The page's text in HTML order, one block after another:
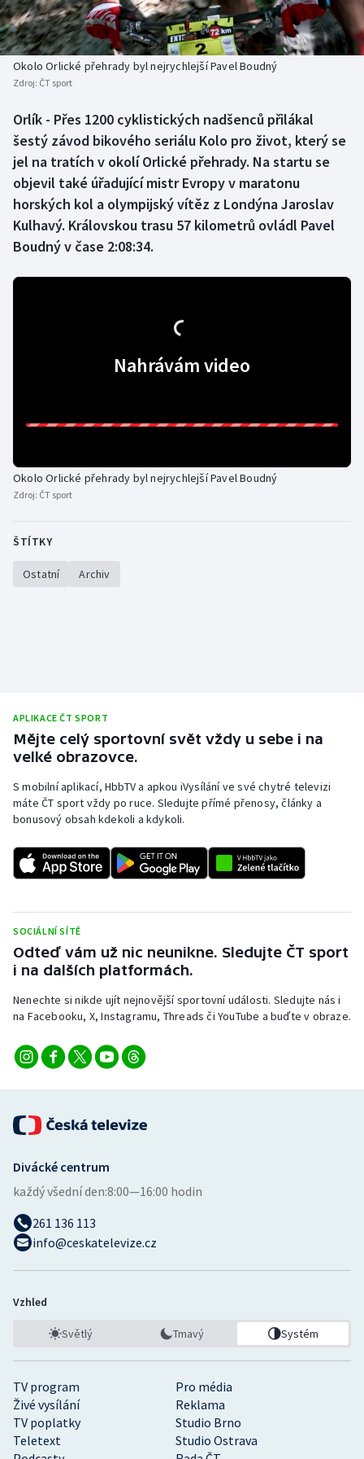
Baseball a softbal
Basketbal
Biatlon
Boby a skeleton
Box
Curling
Dostihy
Jezdectví
Motorsport
Olympijské hry
Parasport
Plážový volejbal
Ragby
Rychlobruslení
Sportovní střelba
Veslování
Vodní slalom
Ostatní
Soutěže
Historické návraty
Aplikace ČT sport
AZ kvíz
Okolo Orlické přehrady byl nejrychlejší Pavel Boudný
Zdroj: ČT sport
Orlík - Přes 1200 cyklistických nadšenců přilákal
šestý závod bikového seriálu Kolo pro život, který se
jel na tratích v okolí Orlické přehrady. Na startu se
objevil také úřadující mistr Evropy v maratonu
horských kol a olympijský vítěz z Londýna Jaroslav
Kulhavý. Královskou trasu 57 kilometrů ovládl Pavel
Boudný v čase 2:08:34.
Nahrávám video
Okolo Orlické přehrady byl nejrychlejší Pavel Boudný
Zdroj: ČT sport
ŠTÍTKY
Ostatní Archiv
APLIKACE ČT SPORT
Mějte celý sportovní svět vždy u sebe i na
velké obrazovce.
S mobilní aplikací, HbbTV a apkou iVysílání ve své chytré televizi
máte ČT sport vždy po ruce. Sledujte přímé přenosy, články a
bonusový obsah kdekoli a kdykoli.
SOCIÁLNÍ SÍTĚ
Odteď vám už nic neunikne. Sledujte ČT sport
i na dalších platformách.
Nenechte si nikde ujít nejnovější sportovní události. Sledujte nás i
na Facebooku, X, Instagramu, Threads či YouTube a buďte v obraze.
TV program
Pro média
Živé vysílání
Reklama
TV poplatky
Studio Brno
Teletext
Studio Ostrava
Divácké centrum
každý všední den:8:00—16:00 hodin
261 136 113
info@ceskatelevize.cz
Vzhled
Světlý Tmavý Systém